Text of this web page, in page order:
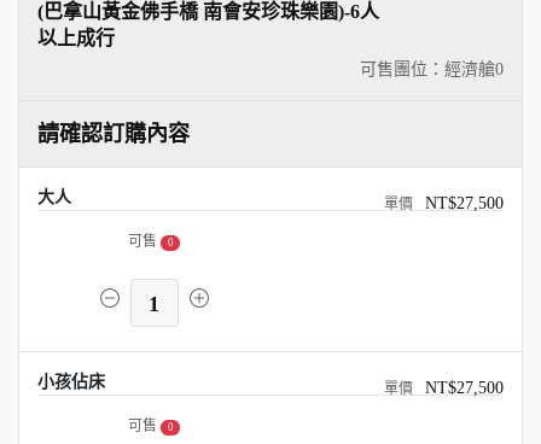
可售團位：經濟艙0
(巴拿山黃金佛手橋 南會安珍珠樂園)-6人
以上成行
請確認訂購內容
大人 NT$27,500
可售 0
1
小孩佔床 NT$27,500
可售 0